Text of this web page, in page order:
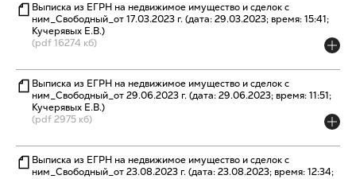
Выписка из ЕГРН на недвижимое имущество и сделок с
ним_Свободный_от 17.03.2023 г. (дата: 29.03.2023; время: 15:41;
Кучерявых Е.В.)
(pdf 16274 кб)
Выписка из ЕГРН на недвижимое имущество и сделок с
ним_Свободный_от 29.06.2023 г. (дата: 29.06.2023; время: 11:51;
Кучерявых Е.В.)
(pdf 2975 кб)
Выписка из ЕГРН на недвижимое имущество и сделок с
ним_Свободный_от 23.08.2023 г. (дата: 23.08.2023; время: 12:34;